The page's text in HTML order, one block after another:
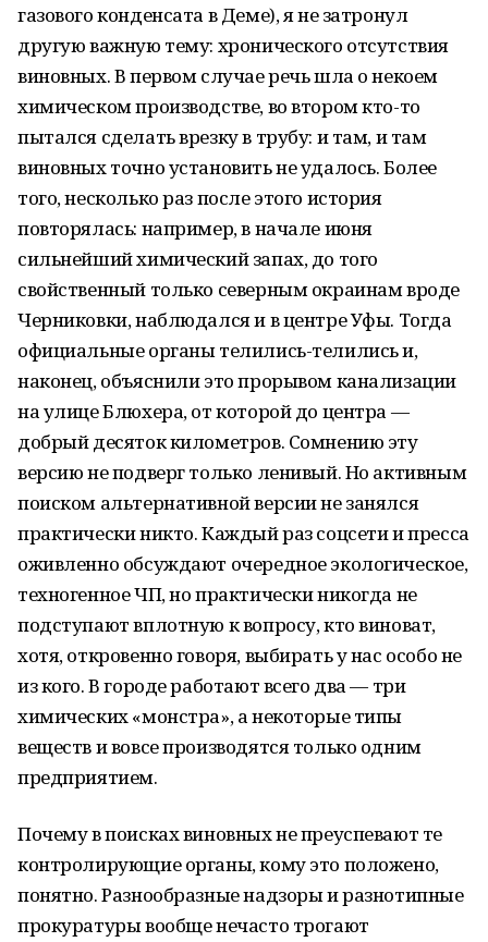
газового конденсата в Деме), я не затронул
другую важную тему: хронического отсутствия
виновных. В первом случае речь шла о некоем
химическом производстве, во втором кто-то
пытался сделать врезку в трубу: и там, и там
виновных точно установить не удалось. Более
того, несколько раз после этого история
повторялась: например, в начале июня
сильнейший химический запах, до того
свойственный только северным окраинам вроде
Черниковки, наблюдался и в центре Уфы. Тогда
официальные органы телились-телились и,
наконец, объяснили это прорывом канализации
на улице Блюхера, от которой до центра —
добрый десяток километров. Сомнению эту
версию не подверг только ленивый. Но активным
поиском альтернативной версии не занялся
практически никто. Каждый раз соцсети и пресса
оживленно обсуждают очередное экологическое,
техногенное ЧП, но практически никогда не
подступают вплотную к вопросу, кто виноват,
хотя, откровенно говоря, выбирать у нас особо не
из кого. В городе работают всего два — три
химических «монстра», а некоторые типы
веществ и вовсе производятся только одним
предприятием.
Почему в поисках виновных не преуспевают те
контролирующие органы, кому это положено,
понятно. Разнообразные надзоры и разнотипные
прокуратуры вообще нечасто трогают